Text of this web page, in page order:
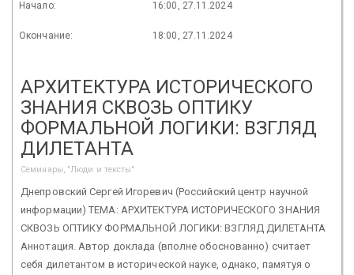
Начало: 16:00, 27.11.2024
Окончание: 18:00, 27.11.2024
АРХИТЕКТУРА ИСТОРИЧЕСКОГО
ЗНАНИЯ СКВОЗЬ ОПТИКУ
ФОРМАЛЬНОЙ ЛОГИКИ: ВЗГЛЯД
ДИЛЕТАНТА
Семинары, "Люди и тексты"
Днепровский Сергей Игоревич (Российский центр научной
информации) ТЕМА: АРХИТЕКТУРА ИСТОРИЧЕСКОГО ЗНАНИЯ
СКВОЗЬ ОПТИКУ ФОРМАЛЬНОЙ ЛОГИКИ: ВЗГЛЯД ДИЛЕТАНТА
Аннотация. Автор доклада (вполне обоснованно) считает
себя дилетантом в исторической науке, однако, памятуя о